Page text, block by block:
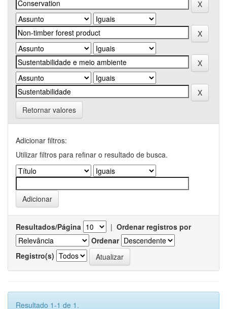
Retornar valores
Adicionar filtros:
Utilizar filtros para refinar o resultado de busca.
Resultados/Página | Ordenar registros por
Ordenar
Registro(s)
Resultado 1-1 de 1.